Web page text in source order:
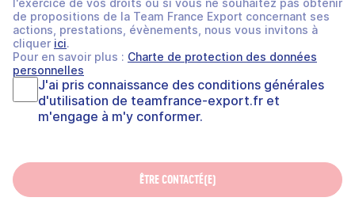
l'exercice de vos droits ou si vous ne souhaitez pas obtenir
de propositions de la Team France Export concernant ses
actions, prestations, évènements, nous vous invitons à
cliquer ici.
Pour en savoir plus : Charte de protection des données
personnelles
J'ai pris connaissance des conditions générales
d'utilisation de teamfrance-export.fr et
m'engage à m'y conformer.
ÊTRE CONTACTÉ(E)